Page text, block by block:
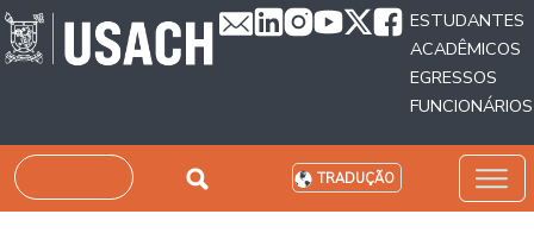
Passar para o conteúdo principal
ESTUDANTES
ACADÊMICOS
EGRESSOS
FUNCIONÁRIOS
Pesquisar TRADUÇÃO